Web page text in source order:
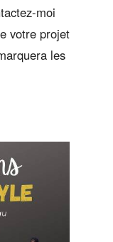
moi
votre projet
les